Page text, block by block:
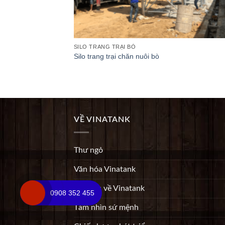
SILO TRANG TRẠI BÒ
Silo trang trại chăn nuôi bò
VỀ VINATANK
Thư ngỏ
Văn hóa Vinatank
Sơ lược về Vinatank
Tầm nhìn sứ mệnh
0908 352 455